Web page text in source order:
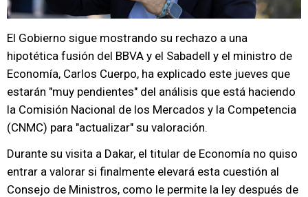
El Gobierno sigue mostrando su rechazo a una
hipotética fusión del BBVA y el Sabadell y el ministro de
Economía, Carlos Cuerpo, ha explicado este jueves que
estarán "muy pendientes" del análisis que está haciendo
la Comisión Nacional de los Mercados y la Competencia
(CNMC) para "actualizar" su valoración.
Durante su visita a Dakar, el titular de Economía no quiso
entrar a valorar si finalmente elevará esta cuestión al
Consejo de Ministros, como le permite la ley después de